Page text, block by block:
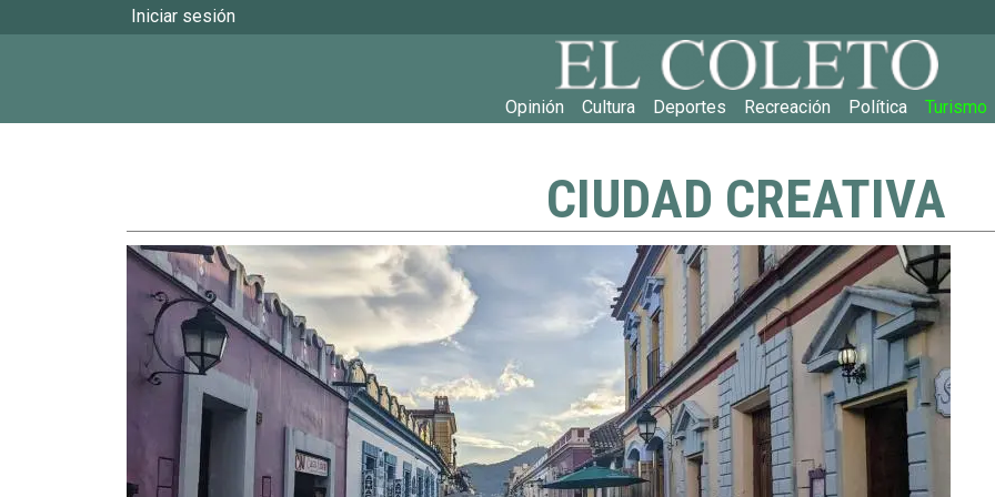
User account menu
Iniciar sesión
Main navigation
Opinión Cultura Deportes Recreación Política Turismo
CIUDAD CREATIVA